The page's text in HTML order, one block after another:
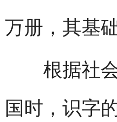
万册，其基
根据社会
国时，识字